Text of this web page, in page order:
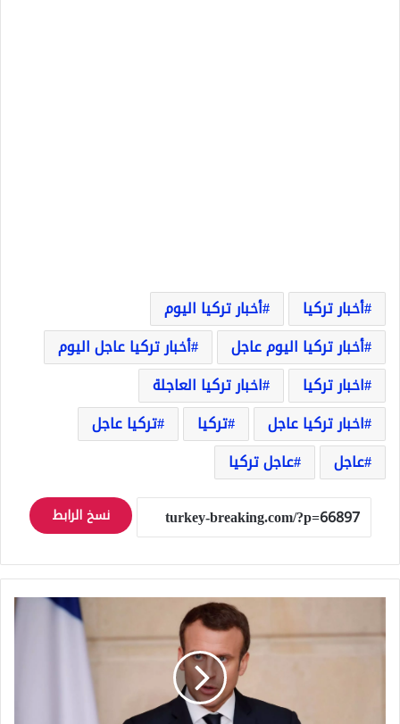
أخبار تركيا
أخبار تركيا اليوم
أخبار تركيا اليوم عاجل
أخبار تركيا عاجل اليوم
اخبار تركيا
اخبار تركيا العاجلة
اخبار تركيا عاجل
تركيا
تركيا عاجل
عاجل
عاجل تركيا
نسخ الرابط
ـهـ